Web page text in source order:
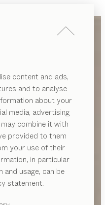
content and ads,
and to analyse
about your
media, advertising
combine it with
provided to them
your use of their
in particular
usage, can be
statement.